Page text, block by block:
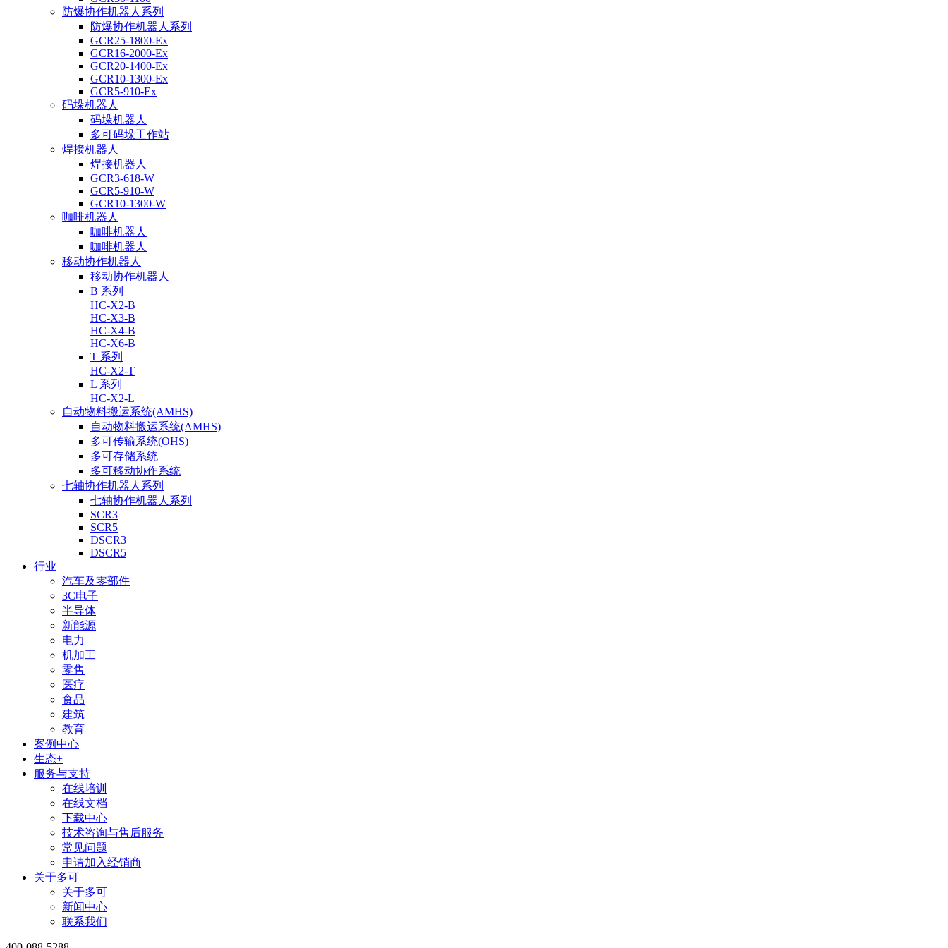
防爆协作机器人系列
防爆协作机器人系列
GCR25-1800-Ex
GCR16-2000-Ex
GCR20-1400-Ex
GCR10-1300-Ex
GCR5-910-Ex
码垛机器人
码垛机器人
多可码垛工作站
焊接机器人
焊接机器人
GCR3-618-W
GCR5-910-W
GCR10-1300-W
咖啡机器人
咖啡机器人
咖啡机器人
移动协作机器人
移动协作机器人
B 系列
HC-X2-B
HC-X3-B
HC-X4-B
HC-X6-B
T 系列
HC-X2-T
L 系列
HC-X2-L
自动物料搬运系统(AMHS)
自动物料搬运系统(AMHS)
多可传输系统(OHS)
多可存储系统
多可移动协作系统
七轴协作机器人系列
七轴协作机器人系列
SCR3
SCR5
DSCR3
DSCR5
行业
汽车及零部件
3C电子
半导体
新能源
电力
机加工
零售
医疗
食品
建筑
教育
案例中心
生态+
服务与支持
在线培训
在线文档
下载中心
技术咨询与售后服务
常见问题
申请加入经销商
关于多可
关于多可
新闻中心
联系我们